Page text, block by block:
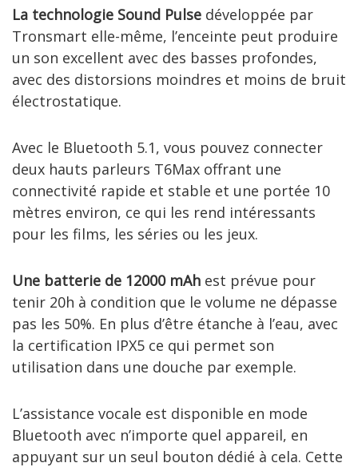
La technologie Sound Pulse développée par
Tronsmart elle-même, l’enceinte peut produire
un son excellent avec des basses profondes,
avec des distorsions moindres et moins de bruit
électrostatique.
Avec le Bluetooth 5.1, vous pouvez connecter
deux hauts parleurs T6Max offrant une
connectivité rapide et stable et une portée 10
mètres environ, ce qui les rend intéressants
pour les films, les séries ou les jeux.
Une batterie de 12000 mAh est prévue pour
tenir 20h à condition que le volume ne dépasse
pas les 50%. En plus d’être étanche à l’eau, avec
la certification IPX5 ce qui permet son
utilisation dans une douche par exemple.
L’assistance vocale est disponible en mode
Bluetooth avec n’importe quel appareil, en
appuyant sur un seul bouton dédié à cela. Cette